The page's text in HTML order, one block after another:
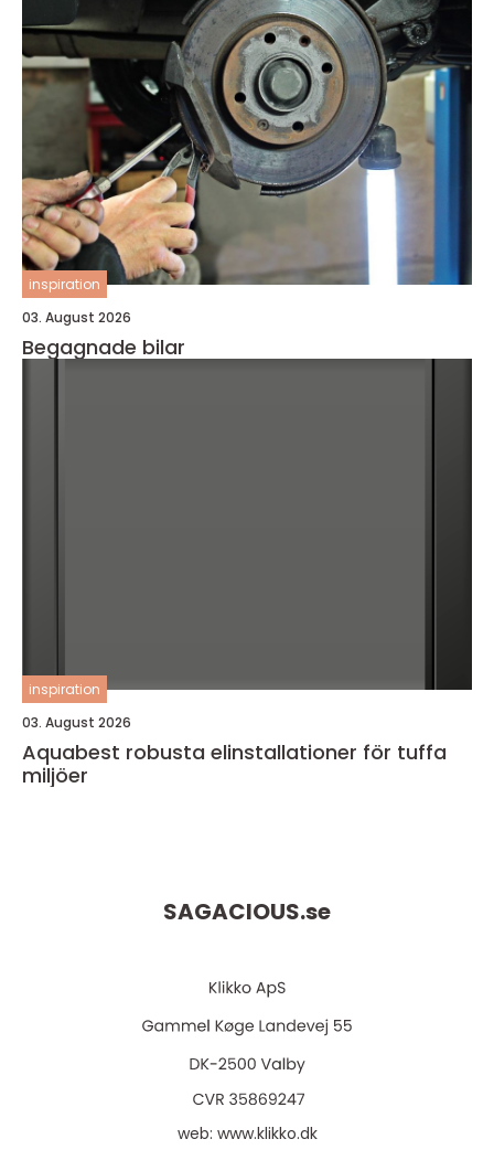
inspiration
03. August 2026
Begagnade bilar
inspiration
03. August 2026
Aquabest robusta elinstallationer för tuffa
miljöer
SAGACIOUS.se
web: www.klikko.dk